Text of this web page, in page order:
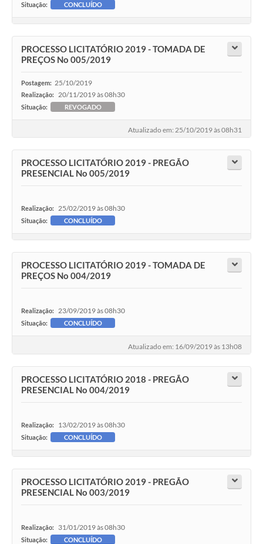
Situação: CONCLUÍDO
PROCESSO LICITATÓRIO 2019 - TOMADA DE
PREÇOS No 005/2019
Postagem: 25/10/2019
Realização: 20/11/2019 às 08h30
Situação: REVOGADO
Atualizado em: 25/10/2019 às 08h31
PROCESSO LICITATÓRIO 2019 - PREGÃO
PRESENCIAL No 005/2019
Realização: 25/02/2019 às 08h30
Situação: CONCLUÍDO
PROCESSO LICITATÓRIO 2019 - TOMADA DE
PREÇOS No 004/2019
Realização: 23/09/2019 às 08h30
Situação: CONCLUÍDO
Atualizado em: 16/09/2019 às 13h08
PROCESSO LICITATÓRIO 2018 - PREGÃO
PRESENCIAL No 004/2019
Realização: 13/02/2019 às 08h30
Situação: CONCLUÍDO
PROCESSO LICITATÓRIO 2019 - PREGÃO
PRESENCIAL No 003/2019
Realização: 31/01/2019 às 08h30
Situação: CONCLUÍDO